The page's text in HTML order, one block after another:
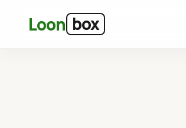
Loon box